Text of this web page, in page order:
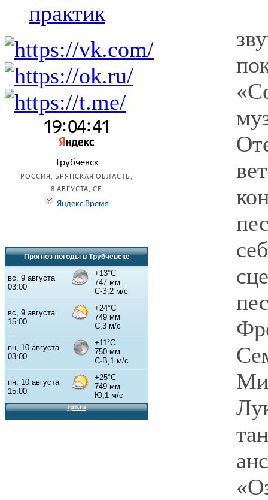
практик
Прогноз погоды в Трубчевске